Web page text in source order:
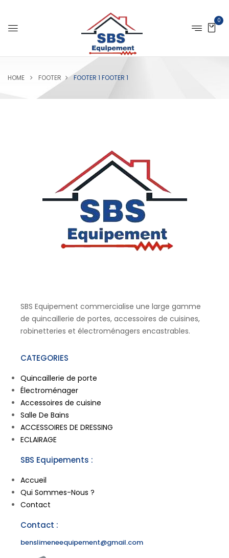
0
HOME FOOTER FOOTER 1 FOOTER 1
SBS Equipement commercialise une large gamme
de quincaillerie de portes, accessoires de cuisines,
robinetteries et électroménagers encastrables.
CATEGORIES
Quincaillerie de porte
Électroménager
Accessoires de cuisine
Salle De Bains
ACCESSOIRES DE DRESSING
ECLAIRAGE
SBS Equipements :
Accueil
Qui Sommes-Nous ?
Contact
Contact :
benslimeneequipement@gmail.com